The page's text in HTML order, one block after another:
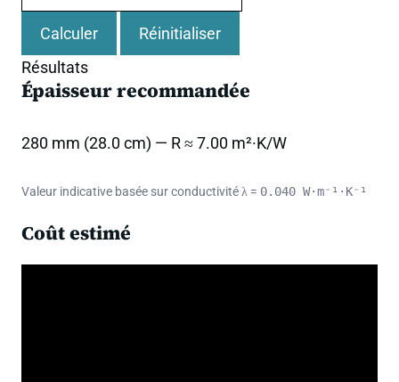
Calculer
Réinitialiser
Résultats
Épaisseur recommandée
280 mm (28.0 cm) — R ≈ 7.00 m²·K/W
Valeur indicative basée sur conductivité λ = 0.040 W·m⁻¹·K⁻¹
Coût estimé